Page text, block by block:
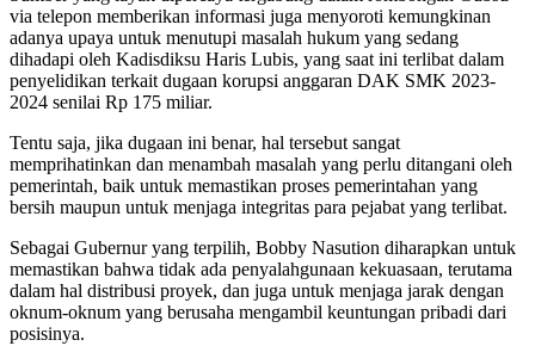
via telepon memberikan informasi juga menyoroti kemungkinan
adanya upaya untuk menutupi masalah hukum yang sedang
dihadapi oleh Kadisdiksu Haris Lubis, yang saat ini terlibat dalam
penyelidikan terkait dugaan korupsi anggaran DAK SMK 2023-
2024 senilai Rp 175 miliar.
Tentu saja, jika dugaan ini benar, hal tersebut sangat
memprihatinkan dan menambah masalah yang perlu ditangani oleh
pemerintah, baik untuk memastikan proses pemerintahan yang
bersih maupun untuk menjaga integritas para pejabat yang terlibat.
Sebagai Gubernur yang terpilih, Bobby Nasution diharapkan untuk
memastikan bahwa tidak ada penyalahgunaan kekuasaan, terutama
dalam hal distribusi proyek, dan juga untuk menjaga jarak dengan
oknum-oknum yang berusaha mengambil keuntungan pribadi dari
posisinya.